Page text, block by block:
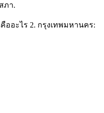
ภา.
อะไร 2. กรุงเทพมหานคร: